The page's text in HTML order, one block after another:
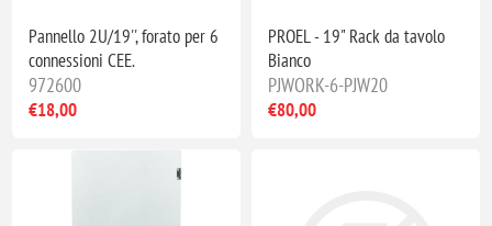
Pannello 2U/19'', forato per 6
connessioni CEE.
972600
€18,00
PROEL - 19" Rack da tavolo
Bianco
PJWORK-6-PJW20
€80,00